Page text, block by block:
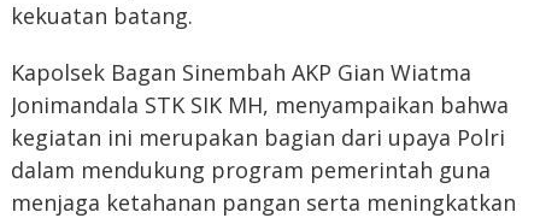
kekuatan batang.
Kapolsek Bagan Sinembah AKP Gian Wiatma
Jonimandala STK SIK MH, menyampaikan bahwa
kegiatan ini merupakan bagian dari upaya Polri
dalam mendukung program pemerintah guna
menjaga ketahanan pangan serta meningkatkan